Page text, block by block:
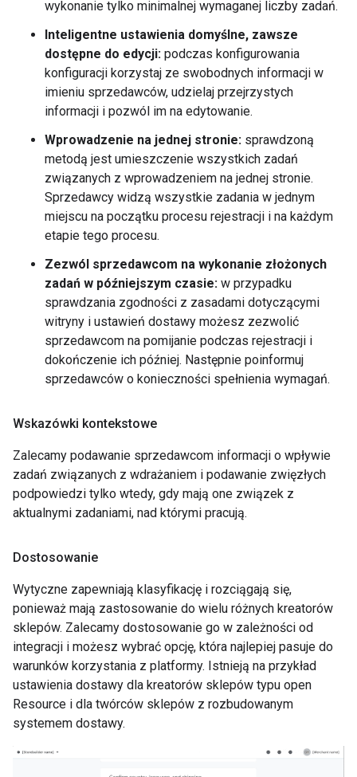
wykonanie tylko minimalnej wymaganej liczby zadań.
Inteligentne ustawienia domyślne, zawsze
dostępne do edycji: podczas konfigurowania
konfiguracji korzystaj ze swobodnych informacji w
imieniu sprzedawców, udzielaj przejrzystych
informacji i pozwól im na edytowanie.
Wprowadzenie na jednej stronie: sprawdzoną
metodą jest umieszczenie wszystkich zadań
związanych z wprowadzeniem na jednej stronie.
Sprzedawcy widzą wszystkie zadania w jednym
miejscu na początku procesu rejestracji i na każdym
etapie tego procesu.
Zezwól sprzedawcom na wykonanie złożonych
zadań w późniejszym czasie: w przypadku
sprawdzania zgodności z zasadami dotyczącymi
witryny i ustawień dostawy możesz zezwolić
sprzedawcom na pomijanie podczas rejestracji i
dokończenie ich później. Następnie poinformuj
sprzedawców o konieczności spełnienia wymagań.
Wskazówki kontekstowe
Zalecamy podawanie sprzedawcom informacji o wpływie
zadań związanych z wdrażaniem i podawanie zwięzłych
podpowiedzi tylko wtedy, gdy mają one związek z
aktualnymi zadaniami, nad którymi pracują.
Dostosowanie
Wytyczne zapewniają klasyfikację i rozciągają się,
ponieważ mają zastosowanie do wielu różnych kreatorów
sklepów. Zalecamy dostosowanie go w zależności od
integracji i możesz wybrać opcję, która najlepiej pasuje do
warunków korzystania z platformy. Istnieją na przykład
ustawienia dostawy dla kreatorów sklepów typu open
Resource i dla twórców sklepów z rozbudowanym
systemem dostawy.